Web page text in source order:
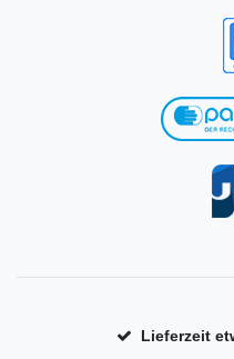
Lieferzeit